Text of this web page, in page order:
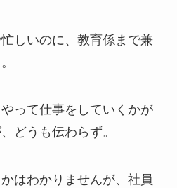
しいのに、教育係まで兼
って仕事をしていくかが
どうも伝わらず。
はわかりませんが、社員